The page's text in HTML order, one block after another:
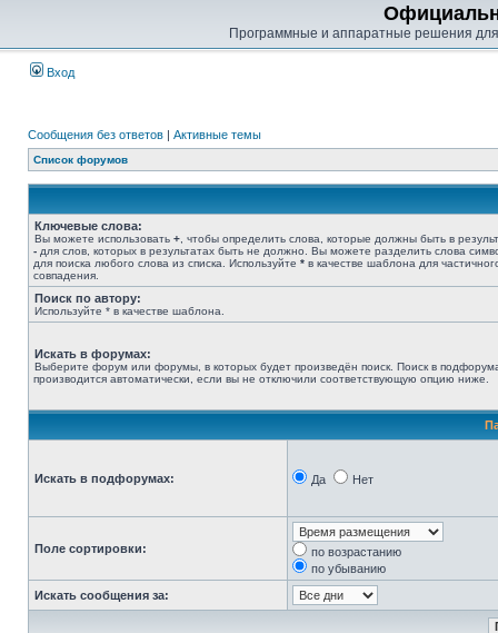
Программные и аппаратные решения
Вход
Сообщения без ответов | Активные темы
Список форумов
Ключевые слова:
Вы можете использовать + , чтобы определить слова, которые должны быть в
- для слов, которых в результатах быть не должно. Вы можете разделить слова
для поиска любого слова из списка. Используйте * в качестве шаблона для
совпадения.
Поиск по автору:
Используйте * в качестве шаблона.
Искать в форумах:
Выберите форум или форумы, в которых будет произведён поиск. Поиск в
производится автоматически, если вы не отключили соответствующую опцию ниже.
Искать в подфорумах: Да Нет
Поле сортировки:
по возрастанию
по убыванию
Искать сообщения за: